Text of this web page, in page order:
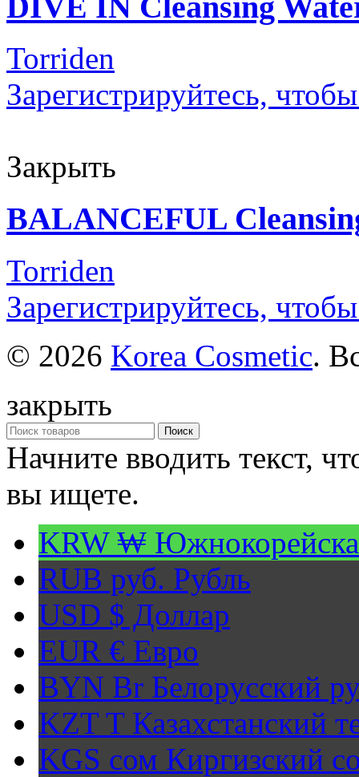
Torriden
Зарегистрируйтесь,
Закрыть
BALANCEFUL
Torriden
Зарегистрируйтесь,
© 2026 Korea Cosmetic.
закрыть
Поиск
Начните вводить текст,
вы ищете.
KRW ₩
RUB руб. Рубль
USD $ Доллар
EUR € Евро
BYN Br Белорусский
KZT TКазахстанский
KGS сом Киргизский